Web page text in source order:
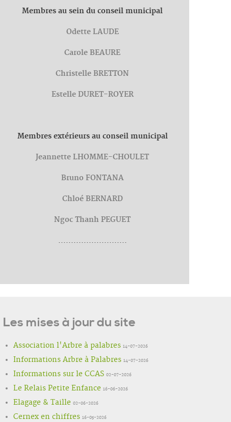
Membres au sein du conseil municipal
Odette LAUDE
Carole BEAURE
Christelle BRETTON
Estelle DURET-ROYER
Membres extérieurs au conseil municipal
Jeannette LHOMME-CHOULET
Bruno FONTANA
Chloé BERNARD
Ngoc Thanh PEGUET
...........................
Les mises à jour du site
Association l'Arbre à palabres 14-07-2026
Informations Arbre à Palabres 14-07-2026
Informations sur le CCAS 02-07-2026
Le Relais Petite Enfance 16-06-2026
Elagage & Taille 02-06-2026
Cernex en chiffres 16-05-2026